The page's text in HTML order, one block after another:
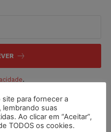
.
para fornecer a
lembrando suas
Ao clicar em “Aceitar”,
TODOS os cookies.